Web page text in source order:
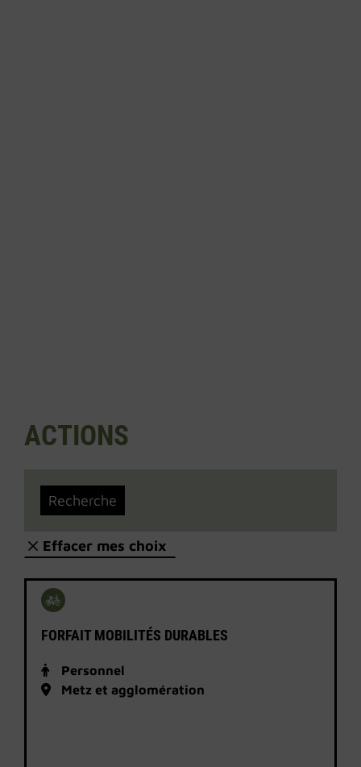
ACTIONS
Effacer mes choix
FORFAIT MOBILITÉS DURABLES
Personnel
Metz et agglomération